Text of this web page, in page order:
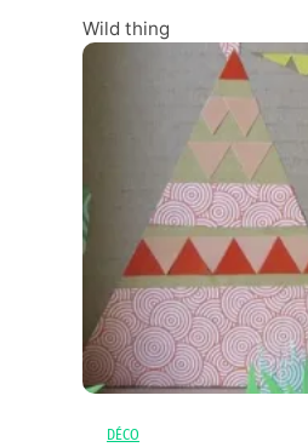
Wild thing
DÉCO